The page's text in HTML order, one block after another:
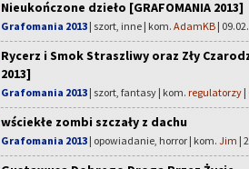
Nieukończone dzieło [GRAFOMANIA 2013]
Grafomania 2013 | szort, inne | kom. AdamKB |
Rycerz i Smok Straszliwy oraz Zły
2013]
Grafomania 2013 | szort, fantasy | kom. regulatorzy |
wściekłe zombi szczały z dachu
Grafomania 2013 | opowiadanie, horror | kom. Jim |